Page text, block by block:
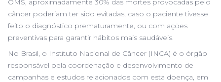
OMS, aproximadamente 30% das mortes provocadas pelo
câncer poderiam ter sido evitadas, caso o paciente tivesse
feito o diagnóstico prematuramente, ou com ações
preventivas para garantir hábitos mais saudáveis.
No Brasil, o Instituto Nacional de Câncer (INCA) é o órgão
responsável pela coordenação e desenvolvimento de
campanhas e estudos relacionados com esta doença, em